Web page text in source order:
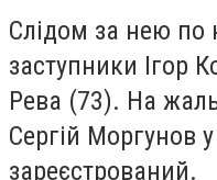
Слідом за нею по
заступники Ігор
Рева (73). На
Сергій Моргунов
зареєстрований.